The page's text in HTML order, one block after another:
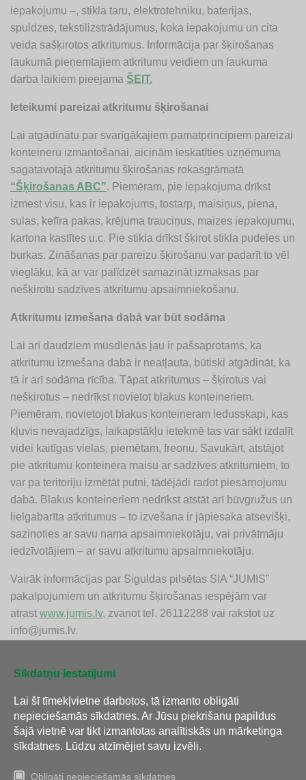
iepakojumu –, stikla taru, elektrotehniku, baterijas,
spuldzes, tekstilizstrādājumus, koka iepakojumu un cita
veida sašķirotos atkritumus. Informācija par šķirošanas
laukumā pieņemtajiem atkritumu veidiem un laukuma
darba laikiem pieejama ŠEIT.
Ieteikumi pareizai atkritumu šķirošanai
Lai atgādinātu par svarīgākajiem pamatprincipiem pareizai
konteineru izmantošanai, aicinām ieskatīties uzņēmuma
sagatavotajā atkritumu šķirošanas rokasgrāmatā
“Šķirošanas ABC”. Piemēram, pie iepakojuma drīkst
izmest visu, kas ir iepakojums, tostarp, maisiņus, piena,
sulas, kefīra pakas, krējuma trauciņus, maizes iepakojumu,
kartona kastītes u.c. Pie stikla drīkst šķirot stikla pudeles un
burkas. Zināšanas par pareizu šķirošanu var padarīt to vēl
vieglāku, kā ar var palīdzēt samazināt izmaksas par
nešķirotu sadzīves atkritumu apsaimniekošanu.
Atkritumu izmešana dabā var būt sodāma
Lai arī daudziem mūsdienās jau ir pašsaprotams, ka
atkritumu izmešana dabā ir neatļauta, būtiski atgādināt, ka
tā ir arī sodāma rīcība. Tāpat atkritumus – šķirotus vai
nešķirotus – nedrīkst novietot blakus konteineriem.
Piemēram, novietojot blakus konteineram ledusskapi, kas
kļuvis nevajadzīgs, laikapstākļu ietekmē tas var sākt izdalīt
videi kaitīgas vielas, piemētam, freonu. Savukārt, atstājot
pie atkritumu konteinera maisu ar sadzīves atkritumiem, to
var pa teritoriju izmētāt putni, tādējādi radot piesārņojumu
dabā. Blakus konteineriem nedrīkst atstāt arī būvgružus un
lielgabarīta atkritumus – to izvešana ir jāpiesaka atsevišķi,
sazinoties ar savu nama apsaimniekotāju, vai privātmāju
iedzīvotājiem – ar savu atkritumu apsaimniekotāju.
Vairāk informācijas par Siguldas pilsētas SIA “JUMIS”
pakalpojumiem un atkritumu šķirošanas iespējām var
atrast www.jumis.lv, zvanot tel. 26112288 vai rakstot uz
info@jumis.lv.
Atpakaļ
Sīkdatņu iestatījumi
Lai šī tīmekļvietne darbotos, tā izmanto obligāti
nepieciešamās sīkdatnes. Ar Jūsu piekrišanu papildus
šajā vietnē var tikt izmantotas analītiskās un mārketinga
sīkdatnes. Lūdzu atzīmējiet savu izvēli.
Obligāti nepieciešamās sīkdatnes